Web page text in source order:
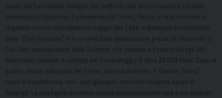
spalle del formidabile Bologna. Per sottrarlo alla discriminazione razziale
decretata dal fascismo, il presidente del Torino, Pozzo, lo fece ritornare in
Ungheria con un rocambolesco viaggio. Nel 1944, a Budapest fu rastrellato
dalle “Croci Frecciate” ma si salvò dalla deportazione grazie all’intervento di
Carl Lutz, ambasciatore della Svizzera, che insieme a Verolino ed agli altri
diplomatici presenti si prodigò per il salvataggio di oltre 20.000 ebrei. Dopo la
guerra, ritornò alla guida del Torino, che era diventato il “Grande Torino”,
vinse lo scudetto ma, con i suoi giocatori, morì nell’incidente aereo di
Superga. La sua figura dovrebbe essere particolarmente cara a noi acerrani